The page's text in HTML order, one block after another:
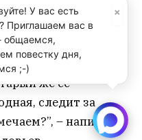
Соловьев:
США включена
же её
следит за
– написал в
×
У вас есть
Приглашаем вас в
общаемся,
повестку дня,
;-)